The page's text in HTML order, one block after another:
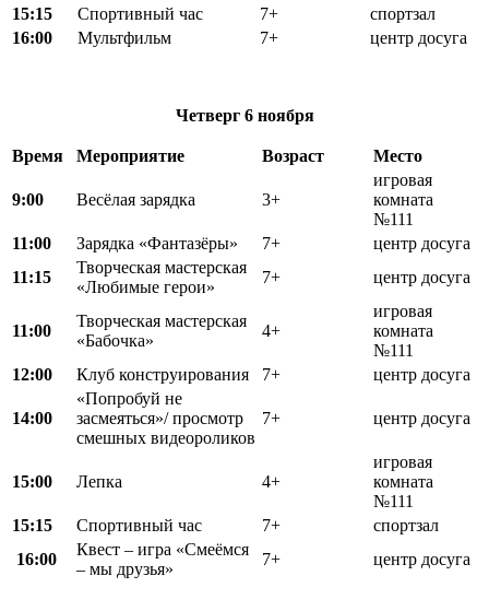
15:15
Спортивный час 7+
спортзал
16:00
Мультфильм 7+ центр досуга
Четверг6 ноября
Время Мероприятие Возраст Место
9:00 Весёлая зарядка 3+
игровая
комната
№111
11:00
Зарядка «Фантазёры» 7+
центр досуга
11:15
Творческая мастерская
«Любимые герои»
7+ центр досуга
11:00
Творческая мастерская
«Бабочка»
4+
игровая
комната
№111
12:00
Клуб конструирования 7+ центр досуга
14:00
«Попробуй не
засмеяться»/ просмотр
смешных видеороликов
7+ центр досуга
15:00 Лепка 4+
игровая
комната
№111
15:15
Спортивный час 7+
спортзал
16:00
Квест – игра «Смеёмся
– мы друзья»
7+ центр досуга